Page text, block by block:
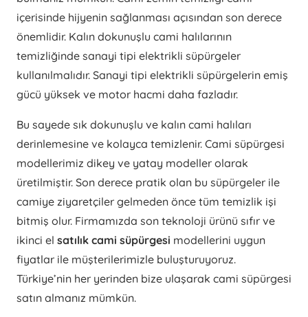
içerisinde hijyenin sağlanması açısından son derece
önemlidir. Kalın dokunuşlu cami halılarının
temizliğinde sanayi tipi elektrikli süpürgeler
kullanılmalıdır. Sanayi tipi elektrikli süpürgelerin emiş
gücü yüksek ve motor hacmi daha fazladır.
Bu sayede sık dokunuşlu ve kalın cami halıları
derinlemesine ve kolayca temizlenir. Cami süpürgesi
modellerimiz dikey ve yatay modeller olarak
üretilmiştir. Son derece pratik olan bu süpürgeler ile
camiye ziyaretçiler gelmeden önce tüm temizlik işi
bitmiş olur. Firmamızda son teknoloji ürünü sıfır ve
ikinci el satılık cami süpürgesi modellerini uygun
fiyatlar ile müşterilerimizle buluşturuyoruz.
Türkiye’nin her yerinden bize ulaşarak cami süpürgesi
satın almanız mümkün.